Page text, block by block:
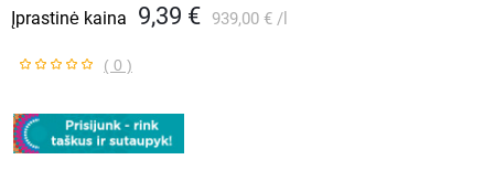
Įprastinė kaina 9,39 € 939,00 €
( 0 )